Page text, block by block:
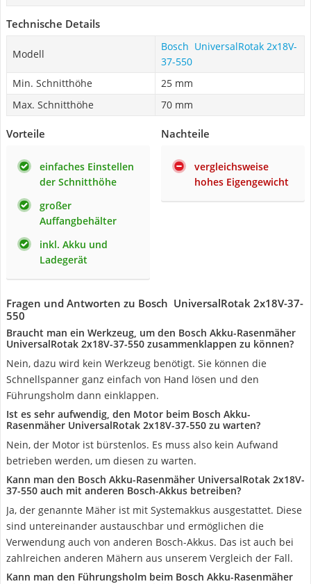
Technische Details
Modell
Bosch ‎ UniversalRotak 2x18V-
37-550
Min. Schnitthöhe
25 mm
Max. Schnitthöhe
70 mm
Vorteile
einfaches Einstellen
der Schnitthöhe
großer
Auffangbehälter
inkl. Akku und
Ladegerät
Nachteile
vergleichsweise
hohes Eigengewicht
Fragen und Antworten zu Bosch ‎ UniversalRotak 2x18V-37-
550
Braucht man ein Werkzeug, um den Bosch Akku-Rasenmäher
UniversalRotak 2x18V-37-550 zusammenklappen zu können?
Nein, dazu wird kein Werkzeug benötigt. Sie können die
Schnellspanner ganz einfach von Hand lösen und den
Führungsholm dann einklappen.
Ist es sehr aufwendig, den Motor beim Bosch Akku-
Rasenmäher UniversalRotak 2x18V-37-550 zu warten?
Nein, der Motor ist bürstenlos. Es muss also kein Aufwand
betrieben werden, um diesen zu warten.
Kann man den Bosch Akku-Rasenmäher UniversalRotak 2x18V-
37-550 auch mit anderen Bosch-Akkus betreiben?
Ja, der genannte Mäher ist mit Systemakkus ausgestattet. Diese
sind untereinander austauschbar und ermöglichen die
Verwendung auch von anderen Bosch-Akkus. Das ist auch bei
zahlreichen anderen Mähern aus unserem Vergleich der Fall.
Kann man den Führungsholm beim Bosch Akku-Rasenmäher